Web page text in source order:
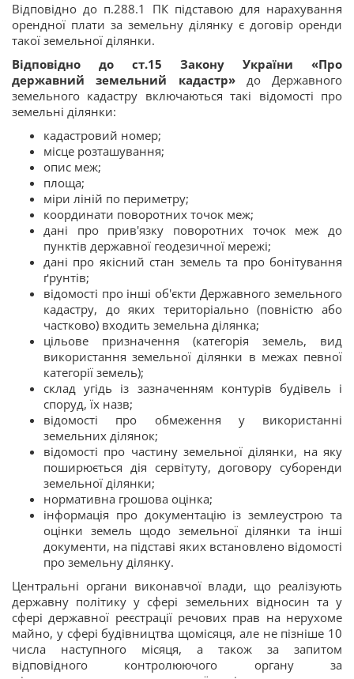
Відповідно до п.288.1 ПК підставою для нарахування
орендної плати за земельну ділянку є договір оренди
такої земельної ділянки.
Відповідно до ст.15 Закону України «Про
державний земельний кадастр» до Державного
земельного кадастру включаються такі відомості про
земельні ділянки:
кадастровий номер;
місце розташування;
опис меж;
площа;
міри ліній по периметру;
координати поворотних точок меж;
дані про прив'язку поворотних точок меж до
пунктів державної геодезичної мережі;
дані про якісний стан земель та про бонітування
ґрунтів;
відомості про інші об'єкти Державного земельного
кадастру, до яких територіально (повністю або
частково) входить земельна ділянка;
цільове призначення (категорія земель, вид
використання земельної ділянки в межах певної
категорії земель);
склад угідь із зазначенням контурів будівель і
споруд, їх назв;
відомості про обмеження у використанні
земельних ділянок;
відомості про частину земельної ділянки, на яку
поширюється дія сервітуту, договору суборенди
земельної ділянки;
нормативна грошова оцінка;
інформація про документацію із землеустрою та
оцінки земель щодо земельної ділянки та інші
документи, на підставі яких встановлено відомості
про земельну ділянку.
Центральні органи виконавчої влади, що реалізують
державну політику у сфері земельних відносин та у
сфері державної реєстрації речових прав на нерухоме
майно, у сфері будівництва щомісяця, але не пізніше 10
числа наступного місяця, а також за запитом
відповідного контролюючого органу за